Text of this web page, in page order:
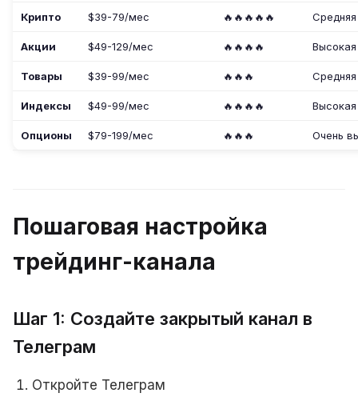
Крипто $39-79/мес 🔥🔥🔥🔥🔥 Средняя
Акции $49-129/мес 🔥🔥🔥🔥 Высокая
Товары $39-99/мес 🔥🔥🔥 Средняя
Индексы $49-99/мес 🔥🔥🔥🔥 Высокая
Опционы $79-199/мес 🔥🔥🔥 Очень
Пошаговая настройка
трейдинг-канала
Шаг 1: Создайте закрытый канал в
Телеграм
Откройте Телеграм